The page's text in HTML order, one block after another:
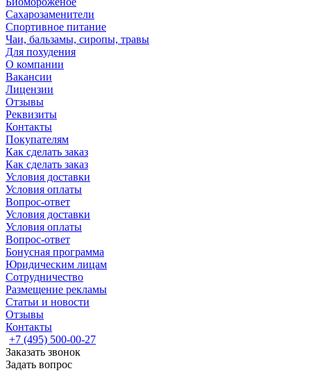
Сахарозаменители
Спортивное питание
Чаи, бальзамы, сиропы, травы
Для похудения
О компании
Вакансии
Лицензии
Отзывы
Реквизиты
Контакты
Покупателям
Как сделать заказ
Как сделать заказ
Условия доставки
Условия оплаты
Вопрос-ответ
Условия доставки
Условия оплаты
Вопрос-ответ
Бонусная программа
Юридическим лицам
Сотрудничество
Размещение рекламы
Статьи и новости
Отзывы
Контакты
+7 (495) 500-00-27
Заказать звонок
Задать вопрос